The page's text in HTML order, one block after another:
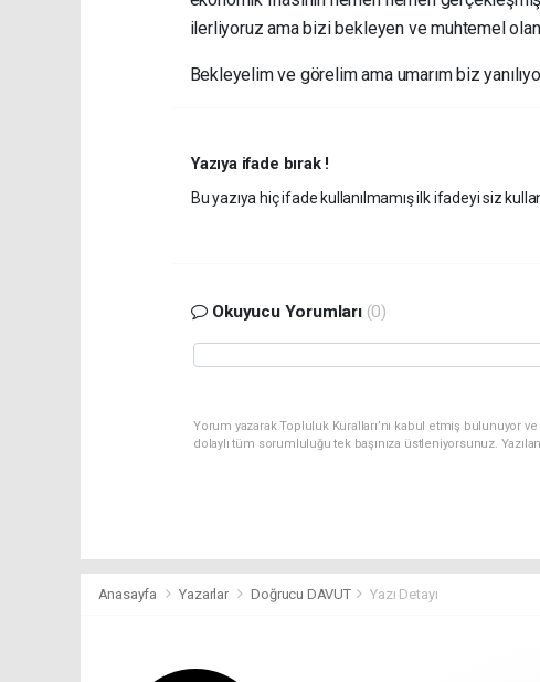
ilerliyoruz ama bizi bekleyen ve muhtemel
Bekleyelim ve görelim ama umarım biz
Yazıya ifade bırak !
Bu yazıya hiç ifade kullanılmamış ilk ifadeyi siz
Okuyucu Yorumları (0)
Yorum yazarak Topluluk Kuralları’nı kabul etmiş bulunuyor
dolaylı tüm sorumluluğu tek başınıza üstleniyorsunuz.
Anasayfa Yazarlar Doğrucu DAVUT Yazı Detayı